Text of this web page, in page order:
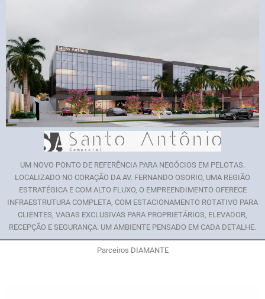
UM NOVO PONTO DE REFERÊNCIA PARA NEGÓCIOS EM PELOTAS.
LOCALIZADO NO CORAÇÃO DA AV. FERNANDO OSORIO, UMA REGIÃO
ESTRATÉGICA E COM ALTO FLUXO, O EMPREENDIMENTO OFERECE
INFRAESTRUTURA COMPLETA, COM ESTACIONAMENTO ROTATIVO PARA
CLIENTES, VAGAS EXCLUSIVAS PARA PROPRIETÁRIOS, ELEVADOR,
RECEPÇÃO E SEGURANÇA. UM AMBIENTE PENSADO EM CADA DETALHE.
Parceiros DIAMANTE